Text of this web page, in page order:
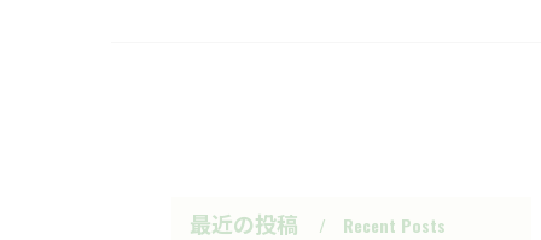
最近の投稿 Recent Posts